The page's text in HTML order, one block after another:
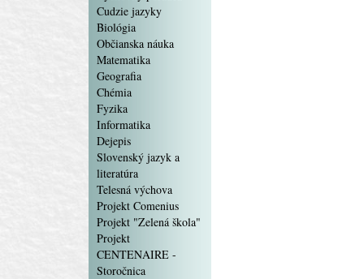
Cudzie jazyky
Biológia
Občianska náuka
Matematika
Geografia
Chémia
Fyzika
Informatika
Dejepis
Slovenský jazyk a
literatúra
Telesná výchova
Projekt Comenius
Projekt "Zelená škola"
Projekt
CENTENAIRE -
Storočnica